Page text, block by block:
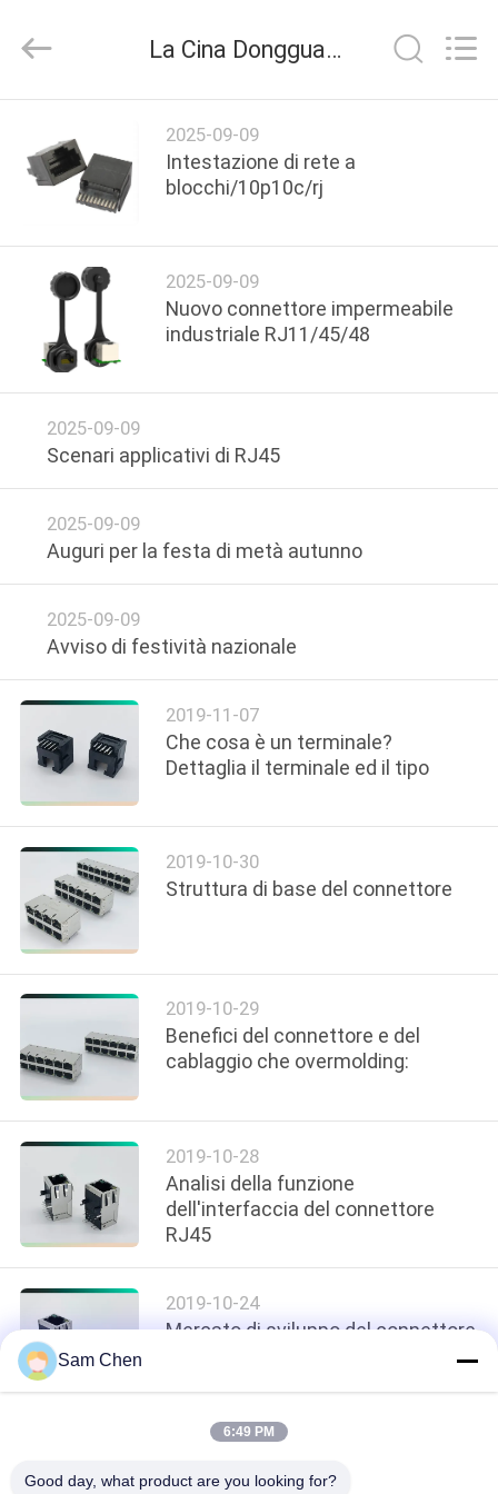
PRODOTTI
CIRCA
NOI
GIRO
FABBRICA
CONTROLLO
QUALITÀ
CONTATTICI
VR
SHOW
MAPPA
SITO
PRIVACY
POLICY
Electronics
Rights
La Cina Dongguan Penghui Electronics Co., Ltd. azienda news
2025-09-09
Intestazione di rete a
blocchi/10p10c/rj
2025-09-09
Nuovo connettore impermeabile
industriale RJ11/45/48
2025-09-09
Scenari applicativi di RJ45
2025-09-09
Auguri per la festa di metà autunno
2025-09-09
Avviso di festività nazionale‌
2019-11-07
Che cosa è un terminale?
Dettaglia il terminale ed il tipo
2019-10-30
Struttura di base del connettore
2019-10-29
Benefici del connettore e del
cablaggio che overmolding:
2019-10-28
Analisi della funzione
dell'interfaccia del connettore
RJ45
2019-10-24
Mercato di sviluppo del connettore
Sam Chen
6:49 PM
Good day, what product are you looking for?